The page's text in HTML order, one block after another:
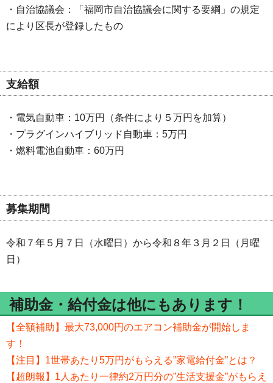
・自治協議会：「福岡市自治協議会に関する要綱」の規定
により区長が登録したもの
支給額
・電気自動車：10万円（条件により５万円を加算）
・プラグインハイブリッド自動車：5万円
・燃料電池自動車：60万円
募集期間
令和７年５月７日（水曜日）から令和８年３月２日（月曜
日）
補助金・給付金は他にもあります！
【全額補助】最大73,000円のエアコン補助金が開始しま
す！
【注目】1世帯あたり5万円がもらえる”家電給付金”とは？
【超朗報】1人あたり一律約2万円分の”生活支援金”がもらえ